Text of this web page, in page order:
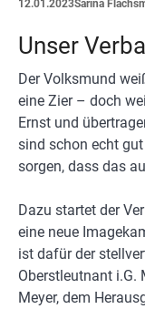
12.01.2023Sarina
Unser
Der Volksmund
eine Zier – doch
Ernst und
sind schon echt
sorgen, dass das
Dazu startet der
eine neue
ist dafür der
Oberstleutnant i.G.
Meyer, dem